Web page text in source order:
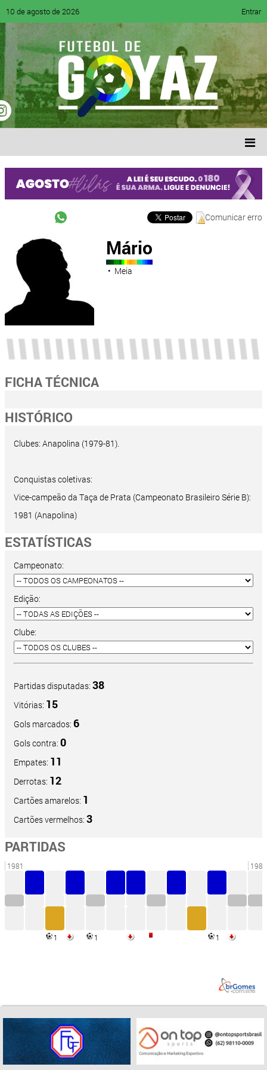
10 de agosto de 2026 Entrar
Comunicar erro
Mário
• Meia
FICHA TÉCNICA
HISTÓRICO
Clubes: Anapolina (1979-81).
Conquistas coletivas:
Vice-campeão da Taça de Prata (Campeonato Brasileiro Série B):
1981 (Anapolina)
ESTATÍSTICAS
Campeonato:
Edição:
Clube:
Partidas disputadas: 38
Vitórias: 15
Gols marcados: 6
Gols contra: 0
Empates: 11
Derrotas: 12
Cartões amarelos: 1
Cartões vermelhos: 3
PARTIDAS
1981
1 1 1
1980